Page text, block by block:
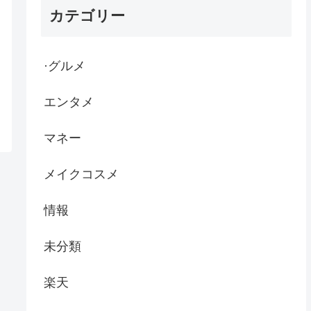
カテゴリー
·グルメ
エンタメ
マネー
メイクコスメ
情報
未分類
楽天